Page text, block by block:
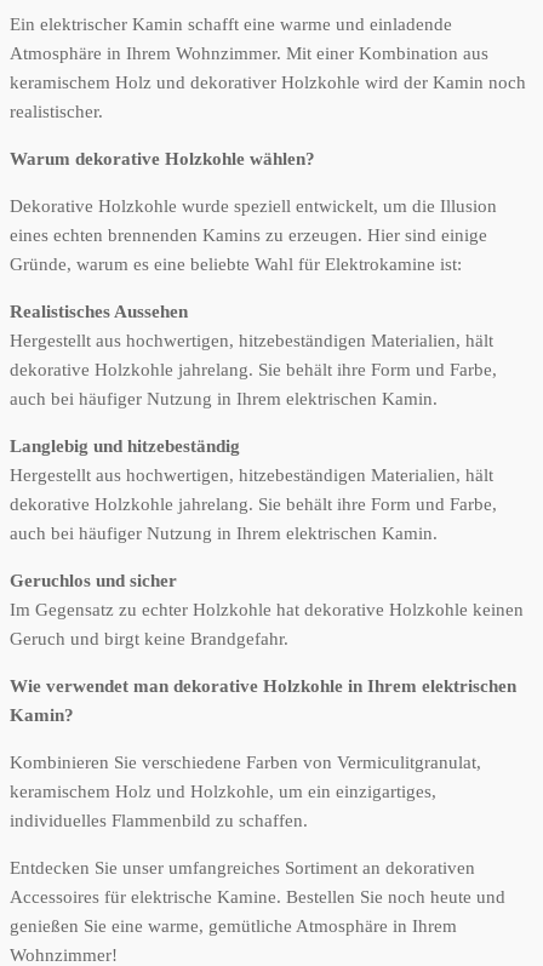
Ein elektrischer Kamin schafft eine warme und einladende
Atmosphäre in Ihrem Wohnzimmer. Mit einer Kombination aus
keramischem Holz und dekorativer Holzkohle wird der Kamin noch
realistischer.
Warum dekorative Holzkohle wählen?
Dekorative Holzkohle wurde speziell entwickelt, um die Illusion
eines echten brennenden Kamins zu erzeugen. Hier sind einige
Gründe, warum es eine beliebte Wahl für Elektrokamine ist:
Realistisches Aussehen
Hergestellt aus hochwertigen, hitzebeständigen Materialien, hält
dekorative Holzkohle jahrelang. Sie behält ihre Form und Farbe,
auch bei häufiger Nutzung in Ihrem elektrischen Kamin.
Langlebig und hitzebeständig
Hergestellt aus hochwertigen, hitzebeständigen Materialien, hält
dekorative Holzkohle jahrelang. Sie behält ihre Form und Farbe,
auch bei häufiger Nutzung in Ihrem elektrischen Kamin.
Geruchlos und sicher
Im Gegensatz zu echter Holzkohle hat dekorative Holzkohle keinen
Geruch und birgt keine Brandgefahr.
Wie verwendet man dekorative Holzkohle in Ihrem elektrischen
Kamin?
Kombinieren Sie verschiedene Farben von Vermiculitgranulat,
keramischem Holz und Holzkohle, um ein einzigartiges,
individuelles Flammenbild zu schaffen.
Entdecken Sie unser umfangreiches Sortiment an dekorativen
Accessoires für elektrische Kamine. Bestellen Sie noch heute und
genießen Sie eine warme, gemütliche Atmosphäre in Ihrem
Wohnzimmer!